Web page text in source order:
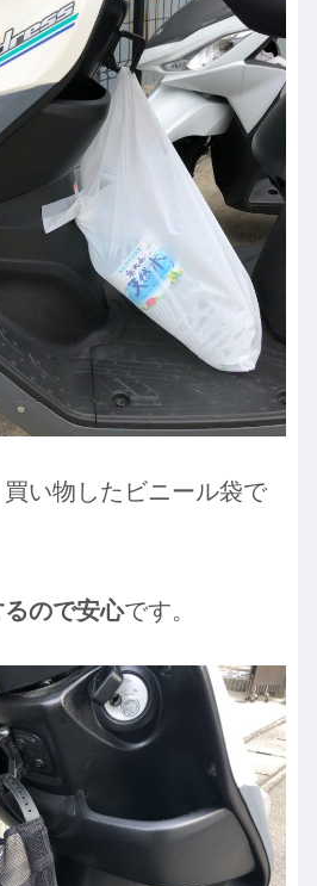
い物したビニール袋で
ので安心です。